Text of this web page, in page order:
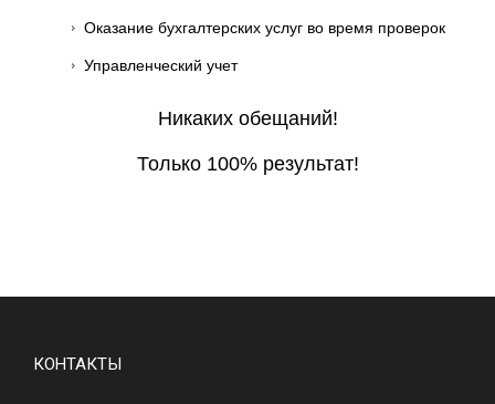
Оказание бухгалтерских услуг во время проверок
Управленческий учет
Никаких обещаний!
Только 100% результат!
КОНТАКТЫ